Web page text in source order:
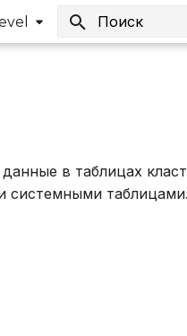
в таблицах
системными таблицами.